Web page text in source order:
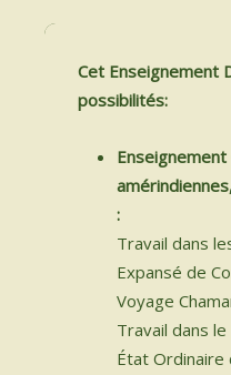
ASTRO-
SOINS
INSTRUMENTS
MON BLOG
ACTUALITÉ
ME CONTACTER
Cet Enseignement
possibilités:
:
Travail dans
Expansé de
Voyage
Travail dans
État Ordinaire